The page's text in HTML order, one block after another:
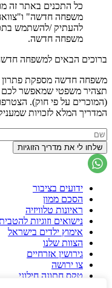
כל התכנים באתר זה
משפחה חדשה" ו"צוואה
להעתיק /להשתמש
משפחה חדשה.
ברוכים הבאים למשפחה
משפחה חדשה מספקת פתרון
תצהיר משפטי שמאפשר לכם
(המוכרים על פי חוק).
המדריך המלא לזכויות
ידועים בציבור
הסכם ממון
ראיונות טלוויזיה
נישואים וזוגיות
אימוץ ילדים בישראל
הצוות שלנו
גירושין אזרחיים
צו ירושה
טקס חתונה חילוני